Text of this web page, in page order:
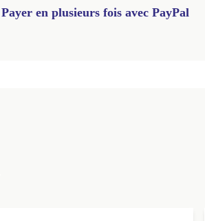
Payer en plusieurs fois avec PayPal